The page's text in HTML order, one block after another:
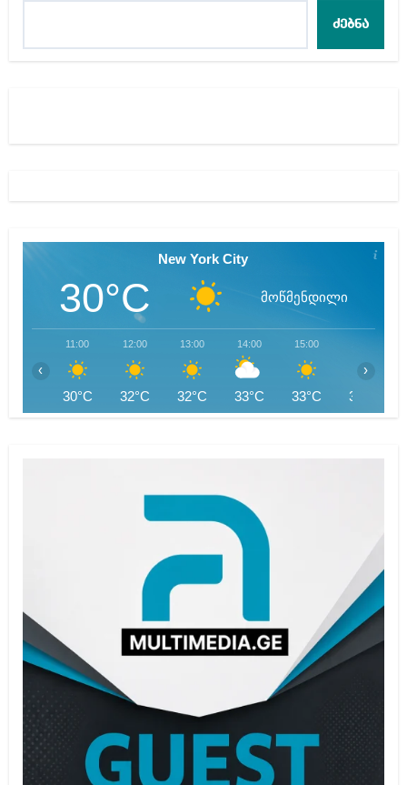
ძებნა
New York City
30°C მოწმენდილი
11:00
30°C
12:00
32°C
13:00
32°C
14:00
33°C
15:00
33°C 33°C
‹ ›